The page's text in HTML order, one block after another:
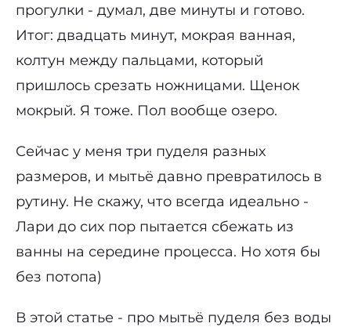
прогулки - думал, две минуты и готово.
Итог: двадцать минут, мокрая ванная,
колтун между пальцами, который
пришлось срезать ножницами. Щенок
мокрый. Я тоже. Пол вообще озеро.
Сейчас у меня три пуделя разных
размеров, и мытьё давно превратилось в
рутину. Не скажу, что всегда идеально -
Лари до сих пор пытается сбежать из
ванны на середине процесса. Но хотя бы
без потопа)
В этой статье - про мытьё пуделя без воды